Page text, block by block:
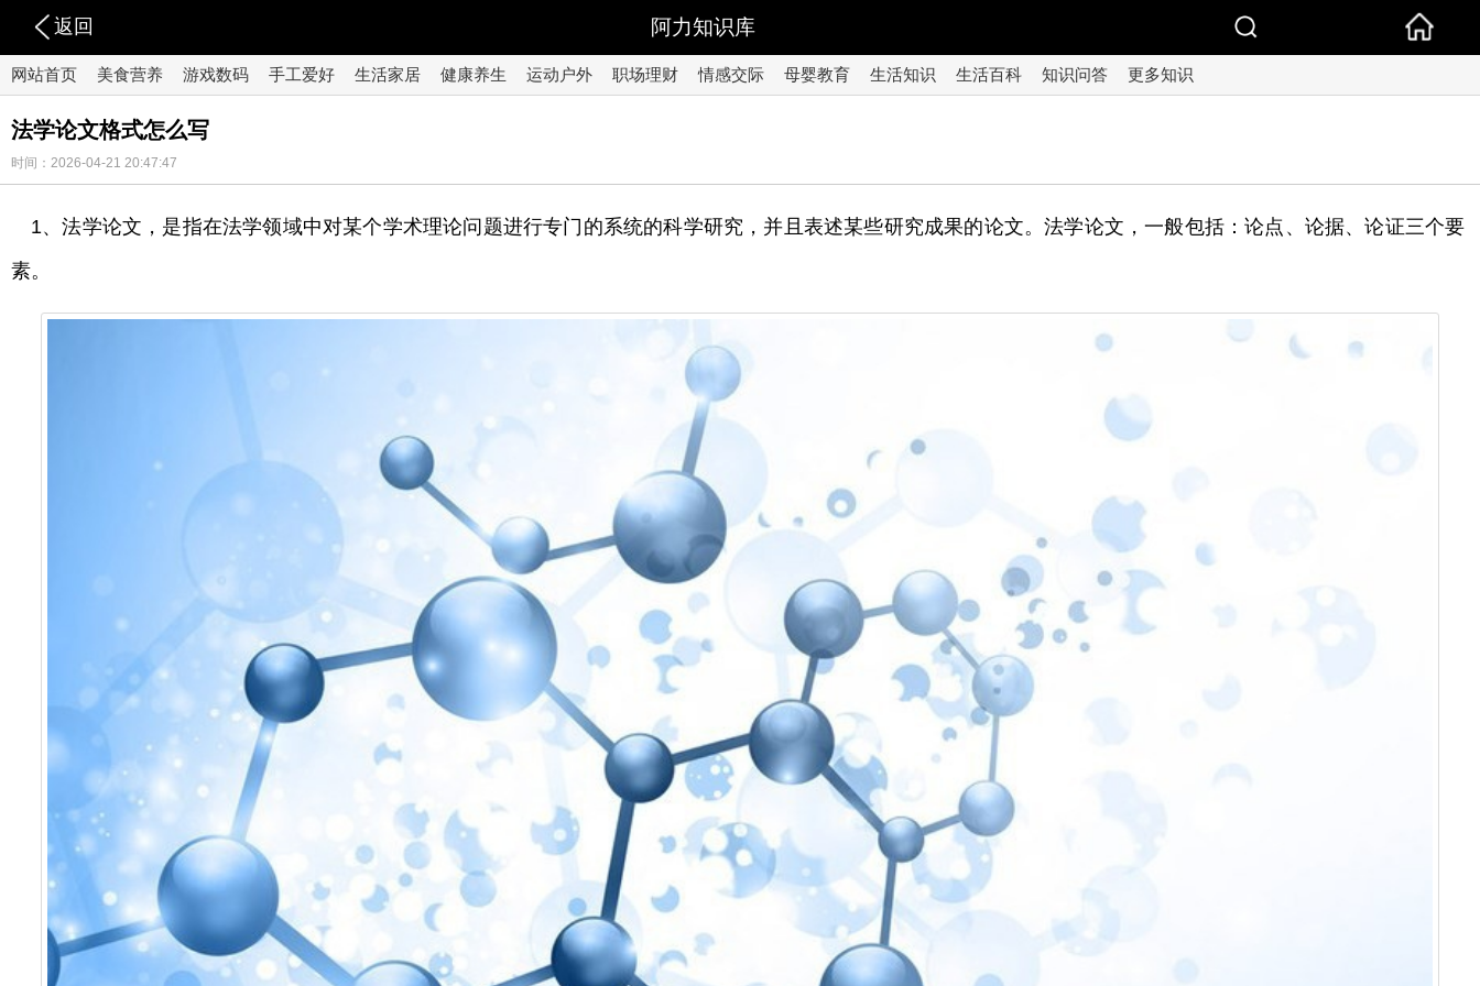
返回 阿力知识库
网站首页 美食营养 游戏数码 手工爱好 生活家居 健康养生 运动户外 职场理财 情感交际 母婴教育 生活知识 生活百科 知识问答 更多知识
法学论文格式怎么写
时间：2026-04-21 20:47:47
1、法学论文，是指在法学领域中对某个学术理论问题进行专门的系统的科学研究，并且表述某些研究成果的论文。法学论文，一般包括：论点、论据、论证三个要
素。